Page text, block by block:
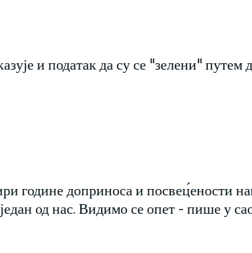
и податак да су се "зелени"
године доприноса и посвец́ености
од нас. Видимо се опет - пише у